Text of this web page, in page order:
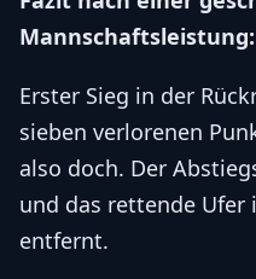
Mannschaftsleistung:
Erster Sieg in der
sieben verlorenen
also doch. Der
und das rettende Ufer
entfernt.